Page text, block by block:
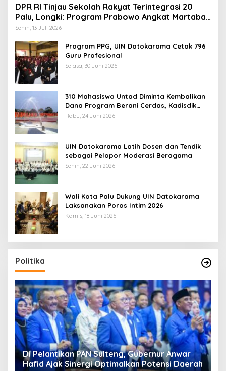
DPR RI Tinjau Sekolah Rakyat Terintegrasi 20
Palu, Longki: Program Prabowo Angkat Martabat
Anak Miskin
Senin, 13 Juli 2026
Program PPG, UIN Datokarama Cetak 796
Guru Profesional
Selasa, 30 Juni 2026
310 Mahasiswa Untad Diminta Kembalikan
Dana Program Berani Cerdas, Kadisdik
Sulteng: Tidak Boleh Terima Beasiswa
Rabu, 24 Juni 2026
UIN Datokarama Latih Dosen dan Tendik
sebagai Pelopor Moderasi Beragama
Senin, 22 Juni 2026
Wali Kota Palu Dukung UIN Datokarama
Laksanakan Poros Intim 2026
Kamis, 18 Juni 2026
Politika
Di Pelantikan PAN Sulteng, Gubernur Anwar
Hafid Ajak Sinergi Optimalkan Potensi Daerah